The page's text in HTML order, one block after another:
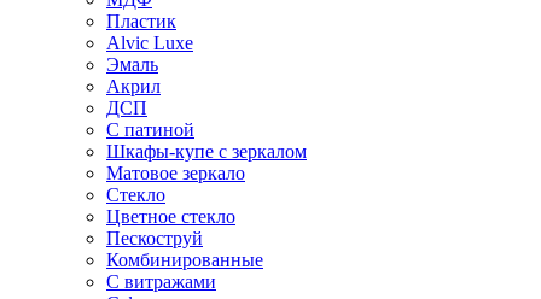
Пластик
Alvic Luxe
Эмаль
Акрил
ДСП
С патиной
Шкафы-купе с зеркалом
Матовое зеркало
Стекло
Цветное стекло
Пескоструй
Комбинированные
С витражами